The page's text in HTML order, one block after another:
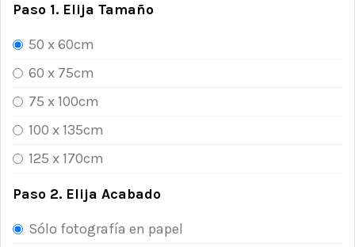
Paso 1. Elija Tamaño
50 x 60cm
60 x 75cm
75 x 100cm
100 x 135cm
125 x 170cm
Paso 2. Elija Acabado
Sólo fotografía en papel